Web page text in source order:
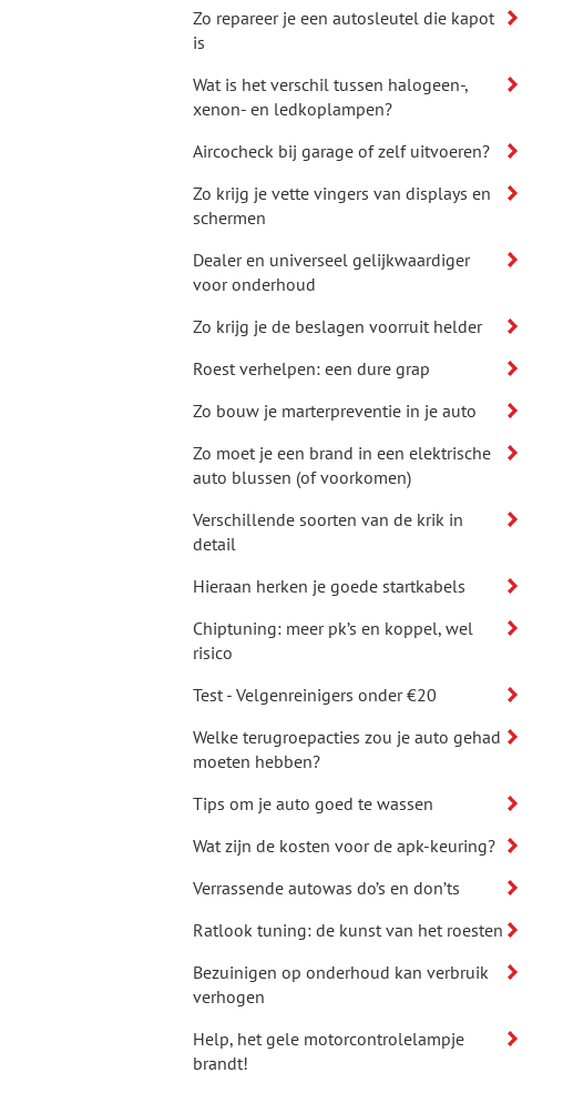
Zo repareer je een autosleutel die kapot
is
Wat is het verschil tussen halogeen-,
xenon- en ledkoplampen?
Aircocheck bij garage of zelf uitvoeren?
Zo krijg je vette vingers van displays en
schermen
Dealer en universeel gelijkwaardiger
voor onderhoud
Zo krijg je de beslagen voorruit helder
Roest verhelpen: een dure grap
Zo bouw je marterpreventie in je auto
Zo moet je een brand in een elektrische
auto blussen (of voorkomen)
Verschillende soorten van de krik in
detail
Hieraan herken je goede startkabels
Chiptuning: meer pk’s en koppel, wel
risico
Test - Velgenreinigers onder €20
Welke terugroepacties zou je auto gehad
moeten hebben?
Tips om je auto goed te wassen
Wat zijn de kosten voor de apk-keuring?
Verrassende autowas do’s en don’ts
Ratlook tuning: de kunst van het roesten
Bezuinigen op onderhoud kan verbruik
verhogen
Help, het gele motorcontrolelampje
brandt!